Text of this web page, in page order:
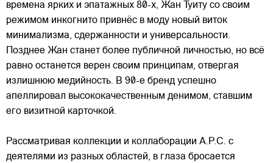
времена ярких и эпатажных 80-х, Жан Туиту со своим
режимом инкогнито привнёс в моду новый виток
минимализма, сдержанности и универсальности.
Позднее Жан станет более публичной личностью, но всё
равно останется верен своим принципам, отвергая
излишнюю медийность. В 90-е бренд успешно
апеллировал высококачественным денимом, ставшим
его визитной карточкой.
Рассматривая коллекции и коллаборации A.P.C. с
деятелями из разных областей, в глаза бросается